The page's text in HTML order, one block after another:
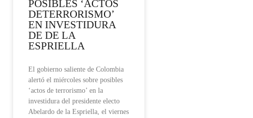
POSIBLES ‘ACTOS
DETERRORISMO’
EN INVESTIDURA
DE DE LA
ESPRIELLA
El gobierno saliente de Colombia
alertó el miércoles sobre posibles
‘actos de terrorismo’ en la
investidura del presidente electo
Abelardo de la Espriella, el viernes